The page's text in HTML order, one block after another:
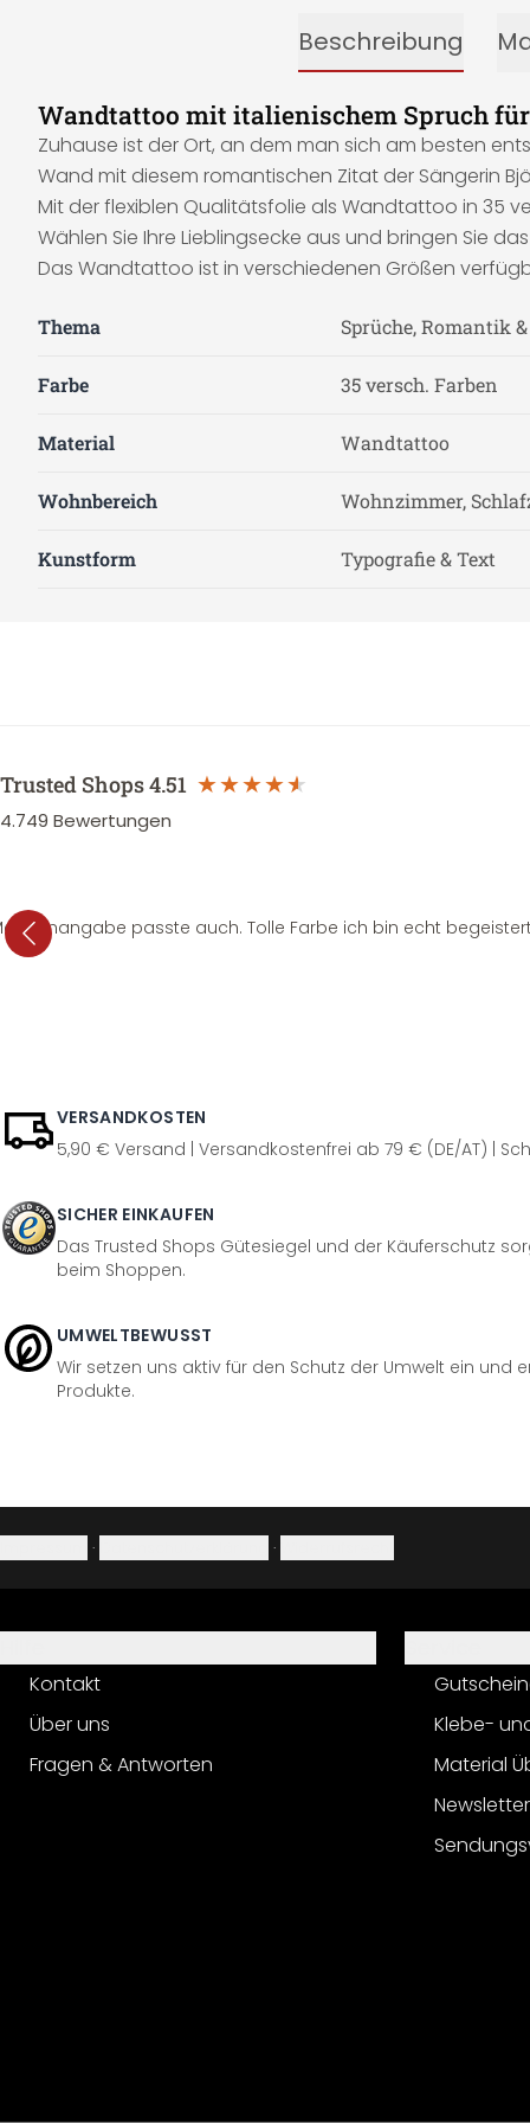
Beschreibung
Wandtattoo mit italienischem Spruch
Zuhause ist der Ort, an dem man sich am besten
Wand mit diesem romantischen Zitat der Sängerin
Mit der flexiblen Qualitätsfolie als Wandtattoo in 35
Wählen Sie Ihre Lieblingsecke aus und bringen Sie
Das Wandtattoo ist in verschiedenen Größen
Thema Sprüche, Romantik
Farbe 35 versch. Farben
Material Wandtattoo
Wohnbereich Wohnzimmer,
Kunstform Typografie & Text
Trusted Shops4.51
4.749 Bewertungen
passte auch. Tolle Farbe ich bin echt
VERSANDKOSTEN
5,90 € Versand | Versandkostenfrei ab 79 € (DE/AT) |
SICHER EINKAUFEN
Das Trusted Shops Gütesiegel und der Käuferschutz
beim Shoppen.
UMWELTBEWUSST
Wir setzen uns aktiv für den Schutz der Umwelt ein und
Produkte.
· ·
Kontakt
Über uns
Fragen & Antworten
Klebe-
Material